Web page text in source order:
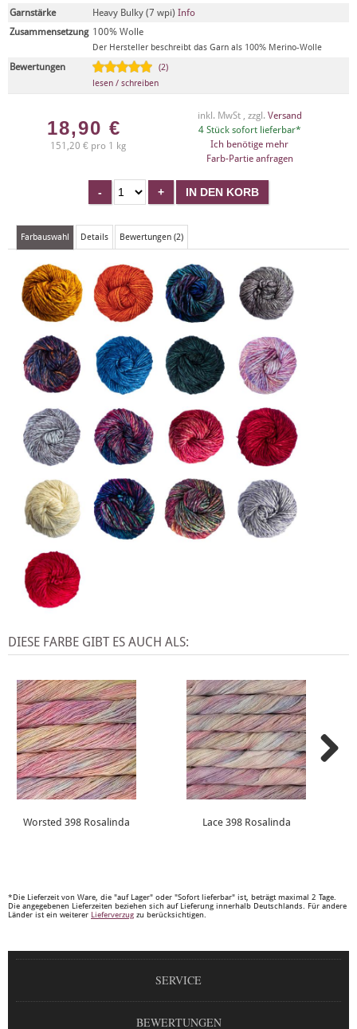
Garnstärke
Heavy Bulky (7 wpi) Info
Zusammensetzung 100% Wolle
Der Hersteller beschreibt das Garn als 100% Merino-Wolle
Bewertungen
(2)
lesen / schreiben
18,90 €
151,20 € pro 1 kg
inkl. MwSt , zzgl. Versand
4 Stück sofort lieferbar*
Ich benötige mehr
Farb-Partie anfragen
Farbauswahl Details Bewertungen (2)
DIESE FARBE GIBT ES AUCH ALS:
Worsted 398 Rosalinda Lace 398 Rosalinda
*Die Lieferzeit von Ware, die "auf Lager" oder "Sofort lieferbar" ist, beträgt maximal 2 Tage.
Die angegebenen Lieferzeiten beziehen sich auf Lieferung innerhalb Deutschlands. Für andere
Länder ist ein weiterer Lieferverzug zu berücksichtigen.
SERVICE
BEWERTUNGEN